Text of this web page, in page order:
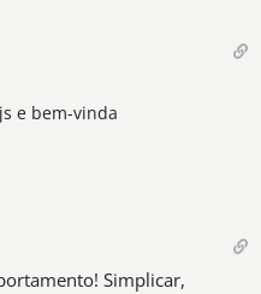
e bem-vinda
Simplicar,